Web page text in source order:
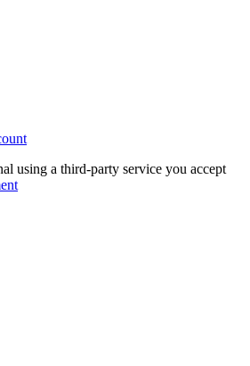
using a third-party service you accept